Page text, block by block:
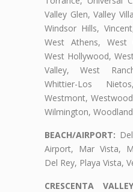
Valley Glen, Valley
Windsor Hills,
West Athens, West
West Hollywood,
Valley, West
Whittier-Los
Westmont,
Wilmington,
BEACH/AIRPORT:
Airport, Mar Vista,
Del Rey, Playa Vista,
CRESCENTA